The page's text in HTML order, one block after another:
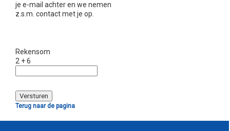
je e-mail achter en we nemen
z.s.m. contact met je op.
Rekensom
2 + 6
Terug naar de pagina